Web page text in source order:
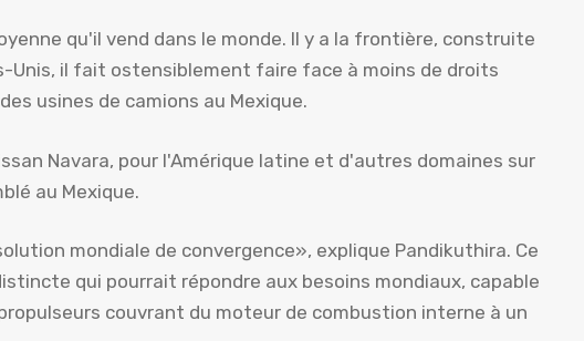
qu'il vend dans le monde. Il y a la frontière, construite
Unis, il fait ostensiblement faire face à moins de droits
usines de camions au Mexique.
Navara, pour l'Amérique latine et d'autres domaines sur
au Mexique.
mondiale de convergence», explique Pandikuthira. Ce
qui pourrait répondre aux besoins mondiaux, capable
couvrant du moteur de combustion interne à un